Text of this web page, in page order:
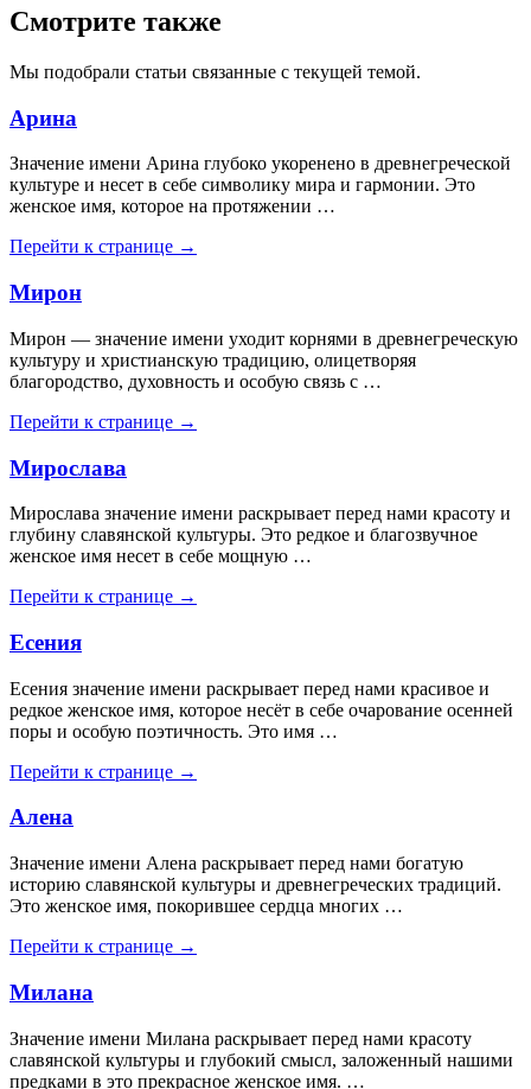
Смотрите также
Мы подобрали статьи связанные с текущей темой.
Арина
Значение имени Арина глубоко укоренено в древнегреческой
культуре и несет в себе символику мира и гармонии. Это
женское имя, которое на протяжении …
Перейти к странице →
Мирон
Мирон — значение имени уходит корнями в древнегреческую
культуру и христианскую традицию, олицетворяя
благородство, духовность и особую связь с …
Перейти к странице →
Мирослава
Мирослава значение имени раскрывает перед нами красоту и
глубину славянской культуры. Это редкое и благозвучное
женское имя несет в себе мощную …
Перейти к странице →
Есения
Есения значение имени раскрывает перед нами красивое и
редкое женское имя, которое несёт в себе очарование осенней
поры и особую поэтичность. Это имя …
Перейти к странице →
Алена
Значение имени Алена раскрывает перед нами богатую
историю славянской культуры и древнегреческих традиций.
Это женское имя, покорившее сердца многих …
Перейти к странице →
Милана
Значение имени Милана раскрывает перед нами красоту
славянской культуры и глубокий смысл, заложенный нашими
предками в это прекрасное женское имя. …